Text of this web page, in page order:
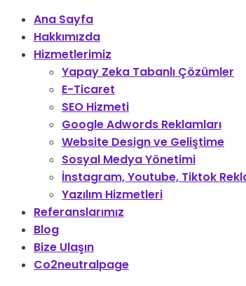
Ana Sayfa
Hakkımızda
Hizmetlerimiz
Yapay Zeka Tabanlı Çözümler
E-Ticaret
SEO Hizmeti
Google Adwords Reklamları
Website Design ve Geliştime
Sosyal Medya Yönetimi
İnstagram, Youtube, Tiktok
Yazılım Hizmetleri
Referanslarımız
Blog
Bize Ulaşın
Co2neutralpage